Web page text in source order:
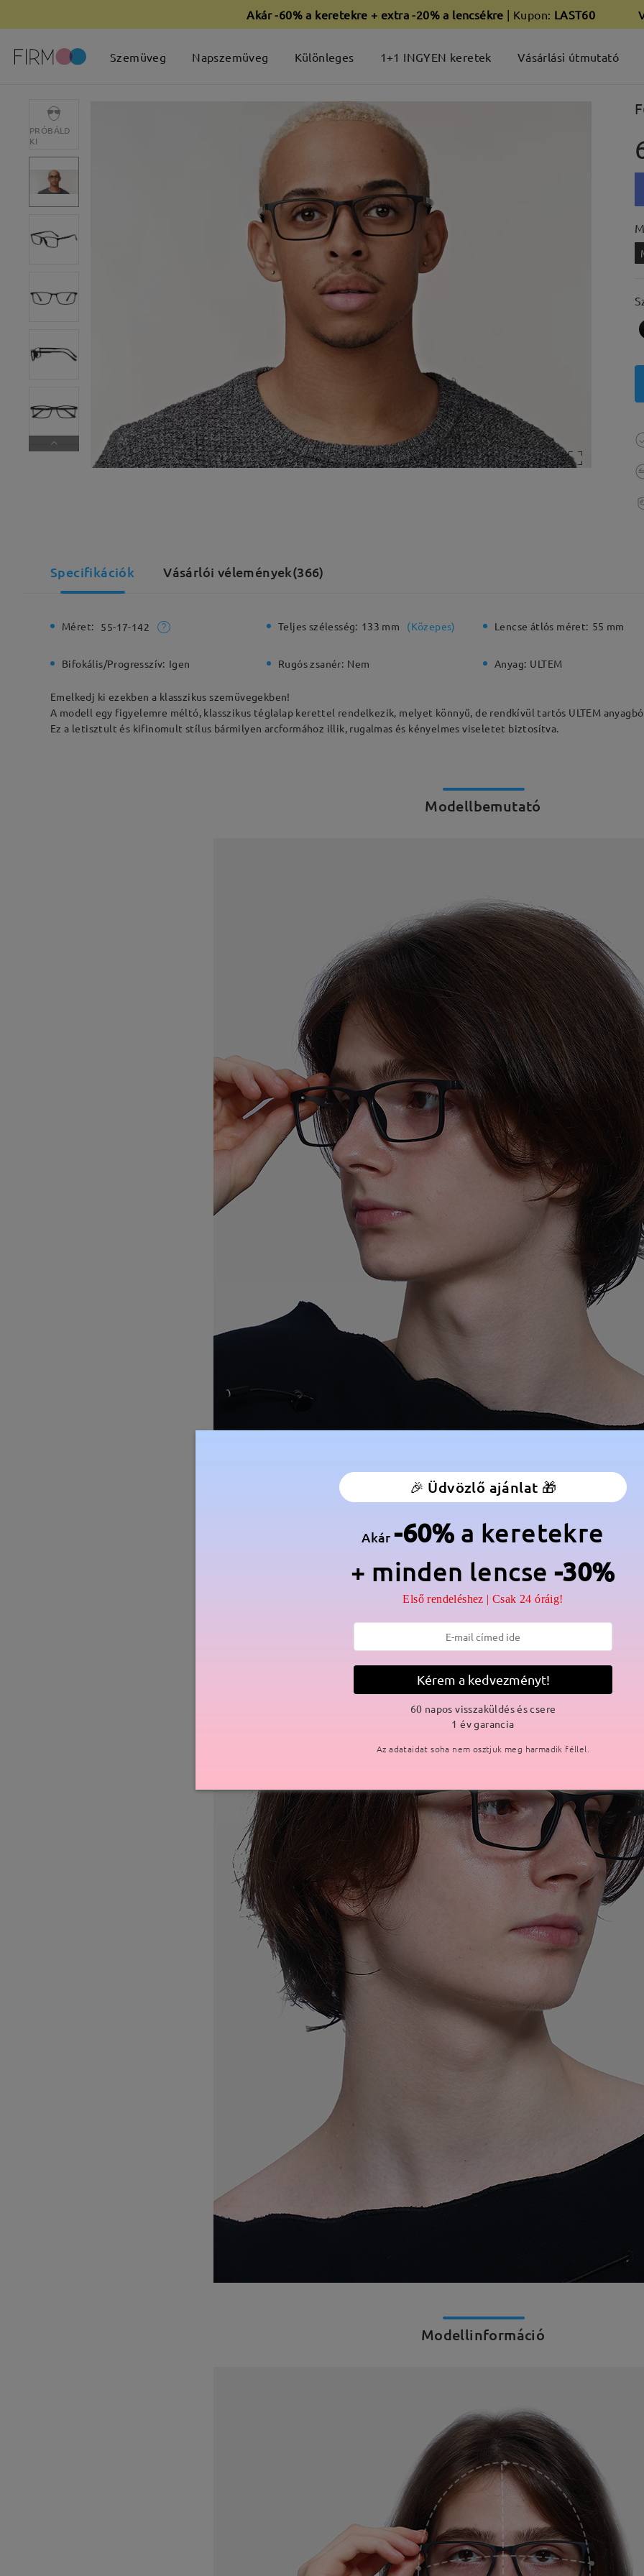
Akár -60% a keretekre + extra -20% a lencsékre | Kupon: LAST60
Szemüveg Napszemüveg Különleges 1+1 INGYEN keretek Vásárlási útmutató
PRÓBÁLD
KI
Specifikációk Vásárlói vélemények(366)
Méret: 55-17-142 Teljes szélesség: 133 mm (Közepes) Lencse átlós méret: 55 mm
Bifokális/Progresszív: Igen Rugós zsanér: Nem Anyag: ULTEM
Emelkedj ki ezekben a klasszikus szemüvegekben!
A modell egy figyelemre méltó, klasszikus téglalap kerettel rendelkezik, melyet könnyű, de rendkívül tartós ULTEM
Ez a letisztult és kifinomult stílus bármilyen arcformához illik, rugalmas és kényelmes viseletet biztosítva.
Modellbemutató
Modellinformáció
🎉 Üdvözlő ajánlat 🎁
Akár-60% a keretekre
+ minden lencse -30%
Első rendeléshez | Csak 24 óráig!
Kérem a kedvezményt!
60 napos visszaküldés és csere
1 év garancia
Az adataidat soha nem osztjuk meg harmadik féllel.